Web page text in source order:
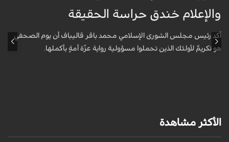
والإعلام خندق حراسة الحقيقة
أكد رئيس مجلس الشورى الإسلامي محمد باقر قاليباف أن يوم الصحفي
هو تكريمٌ لأولئك الذين تحملوا مسؤولية رواية عزّة أمةٍ بأكملها.
الأكثر مشاهدة